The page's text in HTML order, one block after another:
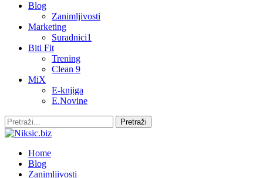
Blog
Zanimljivosti
Marketing
Suradnici1
Biti Fit
Trening
Clean 9
MiX
E-knjiga
E.Novine
Home
Blog
Zanimljivosti